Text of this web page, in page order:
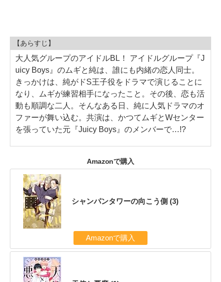
【あらすじ】
大人気グループのアイドルBL！ アイドルグループ『J
uicy Boys』のムギと純は、誰にも内緒の恋人同士。
きっかけは、純がドS王子役をドラマで演じることに
なり、ムギが練習相手になったこと。その後、恋も活
動も順調な二人。そんなある日、純に人気ドラマのオ
ファーが舞い込む。共演は、かつてムギとWセンター
を張っていた元『Juicy Boys』のメンバーで…!?
Amazonで購入
シャンパンタワーの向こう側 (3)
Amazonで購入